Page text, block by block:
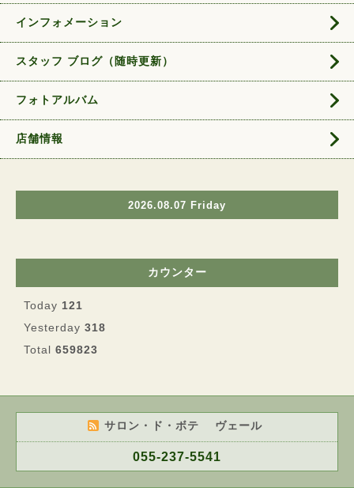
インフォメーション
スタッフ ブログ（随時更新）
フォトアルバム
店舗情報
2026.08.07 Friday
カウンター
Today 121
Yesterday 318
Total 659823
サロン・ド・ボテ ヴェール
055-237-5541